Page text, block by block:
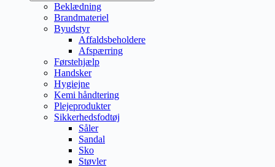
Beklædning
Brandmateriel
Byudstyr
Affaldsbeholdere
Afspærring
Førstehjælp
Handsker
Hygiejne
Kemi håndtering
Plejeprodukter
Sikkerhedsfodtøj
Såler
Sandal
Sko
Støvler